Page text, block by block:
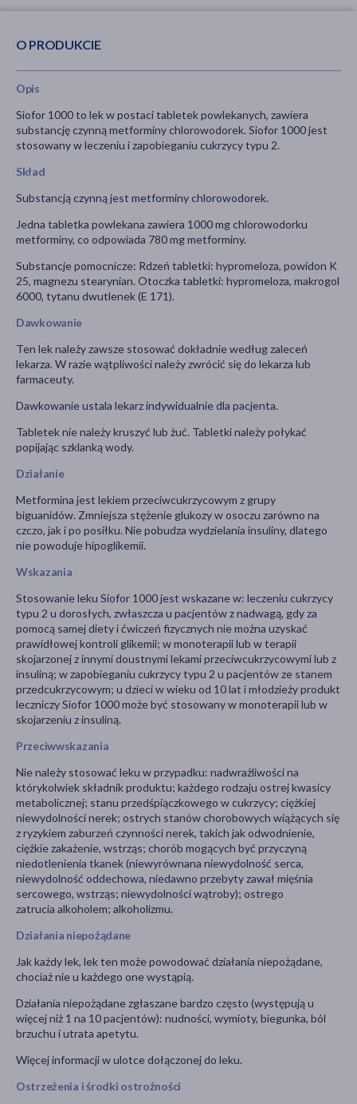
O PRODUKCIE
Opis
Siofor 1000 to lek w postaci tabletek powlekanych, zawiera
substancję czynną metforminy chlorowodorek. Siofor 1000 jest
stosowany w leczeniu i zapobieganiu cukrzycy typu 2.
Skład
Substancją czynną jest metforminy chlorowodorek.
Jedna tabletka powlekana zawiera 1000 mg chlorowodorku
metforminy, co odpowiada 780 mg metforminy.
Substancje pomocnicze: Rdzeń tabletki: hypromeloza, powidon K
25, magnezu stearynian. Otoczka tabletki: hypromeloza, makrogol
6000, tytanu dwutlenek (E 171).
Dawkowanie
Ten lek należy zawsze stosować dokładnie według zaleceń
lekarza. W razie wątpliwości należy zwrócić się do lekarza lub
farmaceuty.
Dawkowanie ustala lekarz indywidualnie dla pacjenta.
Tabletek nie należy kruszyć lub żuć. Tabletki należy połykać
popijając szklanką wody.
Działanie
Metformina jest lekiem przeciwcukrzycowym z grupy
biguanidów. Zmniejsza stężenie glukozy w osoczu zarówno na
czczo, jak i po posiłku. Nie pobudza wydzielania insuliny, dlatego
nie powoduje hipoglikemii.
Wskazania
Stosowanie leku Siofor 1000 jest wskazane w: leczeniu cukrzycy
typu 2 u dorosłych, zwłaszcza u pacjentów z nadwagą, gdy za
pomocą samej diety i ćwiczeń fizycznych nie można uzyskać
prawidłowej kontroli glikemii; w monoterapii lub w terapii
skojarzonej z innymi doustnymi lekami przeciwcukrzycowymi lub z
insuliną; w zapobieganiu cukrzycy typu 2 u pacjentów ze stanem
przedcukrzycowym; u dzieci w wieku od 10 lat i młodzieży produkt
leczniczy Siofor 1000 może być stosowany w monoterapii lub w
skojarzeniu z insuliną.
Przeciwwskazania
Nie należy stosować leku w przypadku: nadwrażliwości na
którykolwiek składnik produktu; każdego rodzaju ostrej kwasicy
metabolicznej; stanu przedśpiączkowego w cukrzycy; ciężkiej
niewydolności nerek; ostrych stanów chorobowych wiążących się
z ryzykiem zaburzeń czynności nerek, takich jak odwodnienie,
ciężkie zakażenie, wstrząs; chorób mogących być przyczyną
niedotlenienia tkanek (niewyrównana niewydolność serca,
niewydolność oddechowa, niedawno przebyty zawał mięśnia
sercowego, wstrząs; niewydolności wątroby); ostrego
zatrucia alkoholem; alkoholizmu.
Działania niepożądane
Jak każdy lek, lek ten może powodować działania niepożądane,
chociaż nie u każdego one wystąpią.
Działania niepożądane zgłaszane bardzo często (występują u
więcej niż 1 na 10 pacjentów): nudności, wymioty, biegunka, ból
brzuchu i utrata apetytu.
Więcej informacji w ulotce dołączonej do leku.
Ostrzeżenia i środki ostrożności